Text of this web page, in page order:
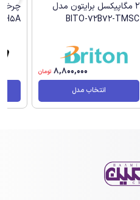
2 مگاپیکسل برایتون مدل
BITO-72B72-TMSC
8,800,000 تومان
انتخاب مدل
(H5A)